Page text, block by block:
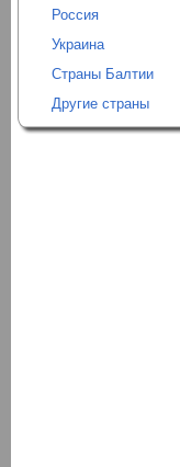
Россия
Украина
Страны Балтии
Другие страны